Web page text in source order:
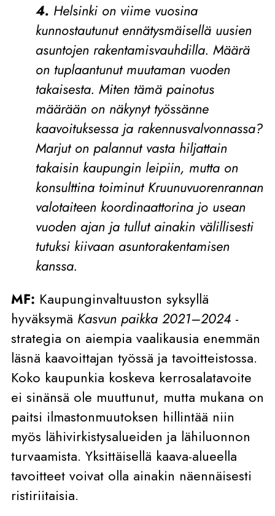
4. Helsinki on viime vuosina
kunnostautunut ennätysmäisellä uusien
asuntojen rakentamisvauhdilla. Määrä
on tuplaantunut muutaman vuoden
takaisesta. Miten tämä painotus
määrään on näkynyt työssänne
kaavoituksessa ja rakennusvalvonnassa?
Marjut on palannut vasta hiljattain
takaisin kaupungin leipiin, mutta on
konsulttina toiminut Kruunuvuorenrannan
valotaiteen koordinaattorina jo usean
vuoden ajan ja tullut ainakin välillisesti
tutuksi kiivaan asuntorakentamisen
kanssa.
MF: Kaupunginvaltuuston syksyllä
hyväksymä Kasvun paikka 2021–2024 -
strategia on aiempia vaalikausia enemmän
läsnä kaavoittajan työssä ja tavoitteistossa.
Koko kaupunkia koskeva kerrosalatavoite
ei sinänsä ole muuttunut, mutta mukana on
paitsi ilmastonmuutoksen hillintää niin
myös lähivirkistysalueiden ja lähiluonnon
turvaamista. Yksittäisellä kaava-alueella
tavoitteet voivat olla ainakin näennäisesti
ristiriitaisia.